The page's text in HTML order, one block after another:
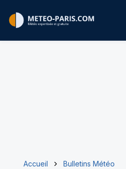
Accueil
Bulletins Météo